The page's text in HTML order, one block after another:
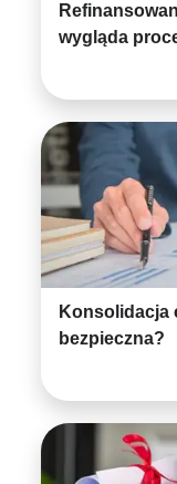
wygląda
Konsolidacja
bezpieczna?